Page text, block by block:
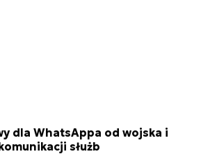
dla WhatsAppa od wojska i
służb